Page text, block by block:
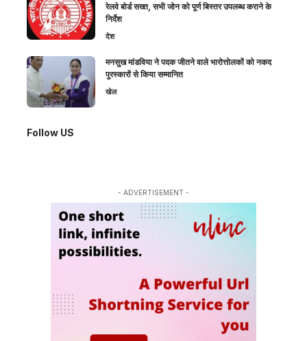
रेलवे बोर्ड सख्त, सभी जोन को पूर्ण बिस्तर उपलब्ध कराने के
निर्देश
देश
मनसुख मांडविया ने पदक जीतने वाले भारोत्तोलकों को नकद
पुरस्कारों से किया सम्मानित
खेल
Follow US
- ADVERTISEMENT -